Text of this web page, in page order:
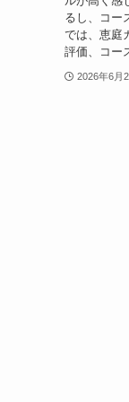
るし、コー
では、恵庭
評価、コー
2026年6月